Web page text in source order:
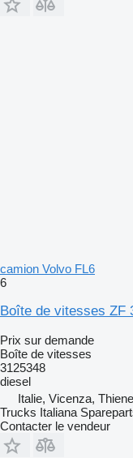
camion Volvo FL6
6
Boîte de vitesses ZF
Prix sur demande
Boîte de vitesses
3125348
diesel
Italie, Vicenza, Thiene
Trucks Italiana
Contacter le vendeur